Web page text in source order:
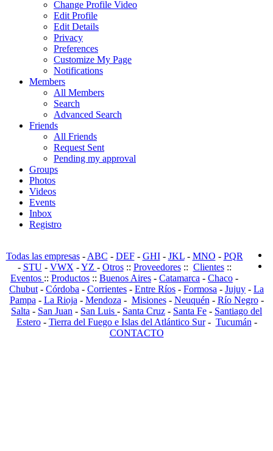
Change Profile Video
Edit Profile
Edit Details
Privacy
Preferences
Customize My Page
Notifications
Members
All Members
Search
Advanced Search
Friends
All Friends
Request Sent
Pending my approval
Groups
Photos
Videos
Events
Inbox
Registro
Todas las empresas-ABC - DEF- GHI- JKL- MNO - PQR
- STU- VWX-YZ - Otros:: Proveedores:: Clientes::
Eventos :: Productos :: Buenos Aires - Catamarca - Chaco -
Chubut- Córdoba - Corrientes - Entre Ríos - Formosa - Jujuy - La
Pampa- La Rioja- Mendoza- Misiones- Neuquén- Río Negro-
Salta - San Juan - San Luis - Santa Cruz - Santa Fe - Santiago del
Estero- Tierra del Fuego e Islas del Atlántico Sur- Tucumán-
CONTACTO